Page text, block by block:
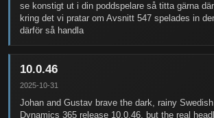
se konstigt ut i din poddspelare så titta gärna
kring det vi pratar om Avsnitt 547 spelades in
därför så handla
10.0.46
2025-10-31
Johan and Gustav brave the dark, rainy
Dynamics 365 release 10.0.46, but the real